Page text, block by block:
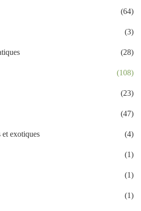
(64)
(3)
(28)
(108)
(23)
(47)
et exotiques (4)
(1)
(1)
(1)